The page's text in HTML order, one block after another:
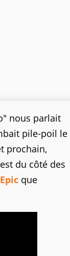
nous parlait
pile-poil le
prochain,
du côté des
Epic que